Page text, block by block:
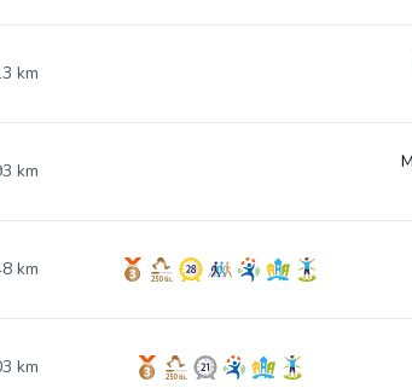
km
km
km
km